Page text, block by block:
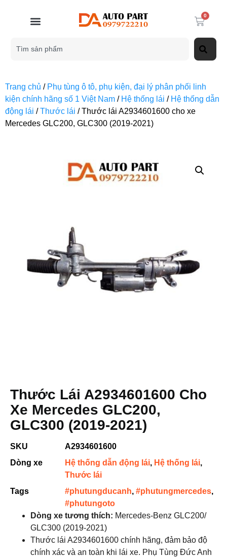
0
Trang chủ / Phụ tùng ô tô, phụ kiện, đại lý phân phối linh
kiện chính hãng số 1 Việt Nam / Hệ thống lái / Hệ thống dẫn
động lái /Thước lái / Thước lái A2934601600 cho xe
Mercedes GLC200, GLC300 (2019-2021)
Thước Lái A2934601600 Cho
Xe Mercedes GLC200,
GLC300 (2019-2021)
SKU
A2934601600
Dòng xe
Hệ thống dẫn động lái, Hệ thống lái,
Thước lái
Tags
#phutungducanh, #phutungmercedes,
#phutungoto
Dòng xe tương thích: Mercedes-Benz GLC200/
GLC300 (2019-2021)
Thước lái A2934601600 chính hãng, đảm bảo độ
chính xác và an toàn khi lái xe. Phụ Tùng Đức Anh